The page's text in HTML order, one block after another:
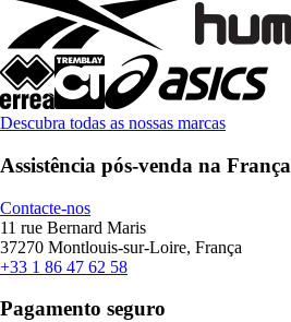
Descubra todas as nossas marcas
Assistência pós-venda na França
Contacte-nos
11 rue Bernard Maris
37270 Montlouis-sur-Loire, França
+33 1 86 47 62 58
Pagamento seguro